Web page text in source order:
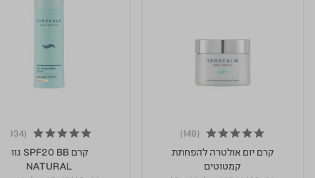
(149)
קרם יום אולטרה להפחתת
קמטוטים
(934)
קרם SPF20 BB גוון
NATURAL